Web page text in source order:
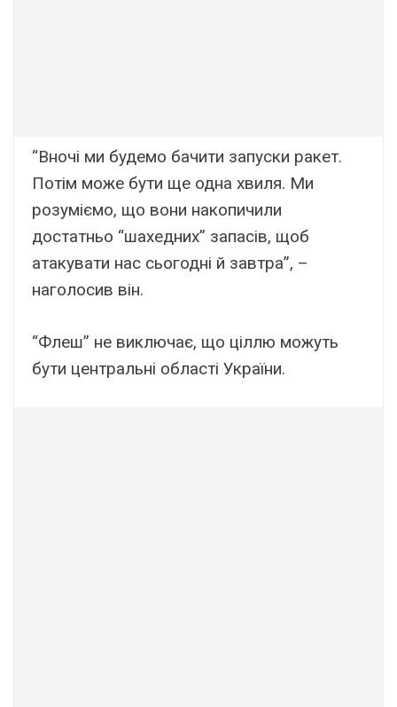
“Вночі ми будемо бачити запуски ракет.
Потім може бути ще одна хвиля. Ми
розуміємо, що вони накопичили
достатньо “шахедних” запасів, щоб
атакувати нас сьогодні й завтра”, –
наголосив він.
“Флеш” не виключає, що ціллю можуть
бути центральні області України.